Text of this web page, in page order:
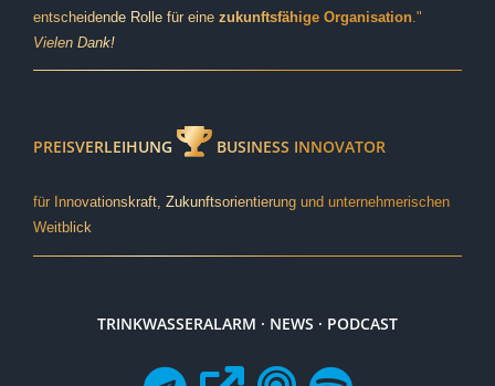
entscheidende Rolle für eine zukunftsfähige Organisation."
Vielen Dank!
PREISVERLEIHUNG BUSINESS INNOVATOR
für Innovationskraft, Zukunftsorientierung und unternehmerischen
Weitblick
TRINKWASSERALARM · NEWS · PODCAST